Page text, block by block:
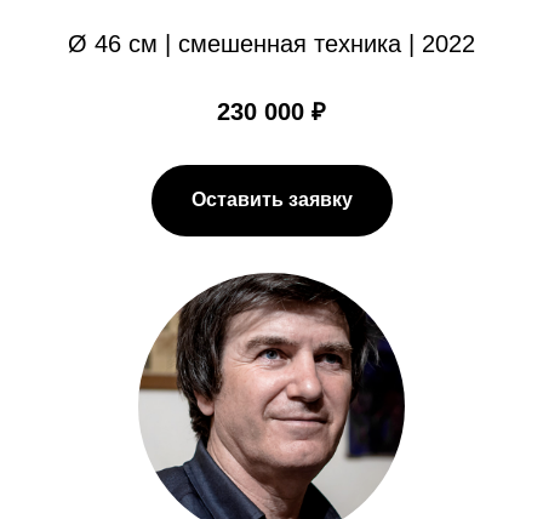
Ø 46 см | смешенная техника | 2022
230 000 ₽
Оставить заявку